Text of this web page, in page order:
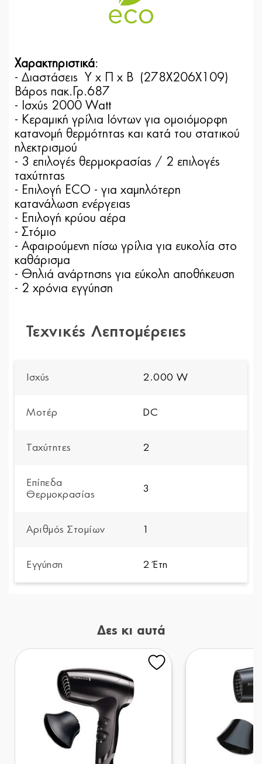
Χαρακτηριστικά:
- Διαστάσεις Υ x Π x Β (278Χ206Χ109)
Βάρος πακ.Γρ.687
- Ισχύς 2000 Watt
- Κεραμική γρίλια Ιόντων για ομοιόμορφη
κατανομή θερμότητας και κατά του στατικού
ηλεκτρισμού
- 3 επιλογές θερμοκρασίας / 2 επιλογές
ταχύτητας
- Επιλογή ECO - για χαμηλότερη
κατανάλωση ενέργειας
- Επιλογή κρύου αέρα
- Στόμιο
- Αφαιρούμενη πίσω γρίλια για ευκολία στο
καθάρισμα
- Θηλιά ανάρτησης για εύκολη αποθήκευση
- 2 χρόνια εγγύηση
Τεχνικές Λεπτομέρειες
Ισχύς 2.000 W
Μοτέρ DC
Ταχύτητες 2
Επίπεδα
Θερμοκρασίας
3
Αριθμός Στομίων 1
Εγγύηση 2 Έτη
Δες κι αυτά